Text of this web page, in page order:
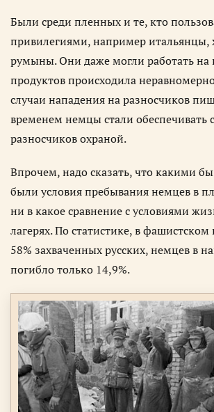
Были среди пленных и те, кто
привилегиями, например итальянцы,
румыны. Они даже могли работать на
продуктов происходила
случаи нападения на разносчиков
временем немцы стали обеспечивать
разносчиков охраной.
Впрочем, надо сказать, что какими
были условия пребывания немцев в
ни в какое сравнение с условиями
лагерях. По статистике, в
58% захваченных русских, немцев в
погибло только 14,9%.